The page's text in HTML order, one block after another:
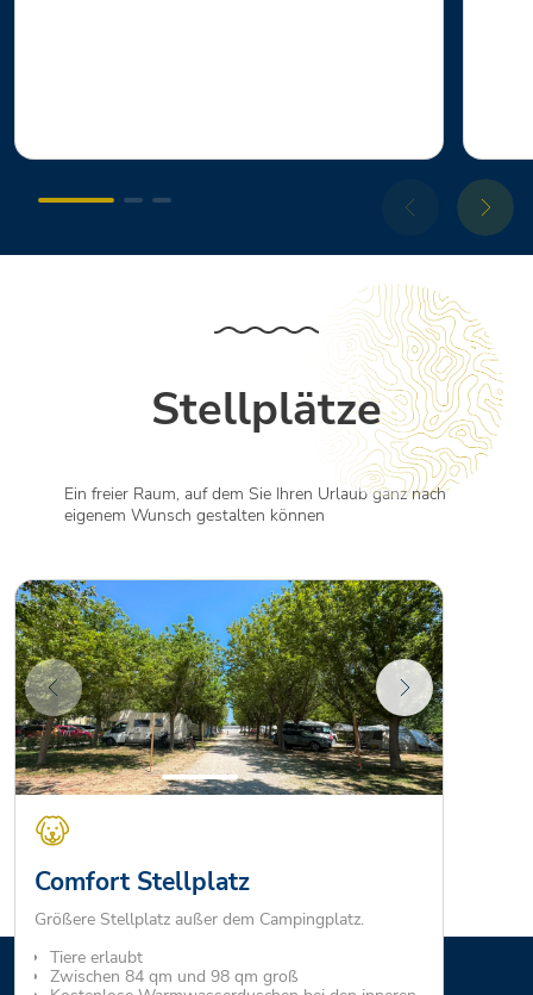
Stellplätze
Ein freier Raum, auf dem Sie Ihren Urlaub ganz nach
eigenem Wunsch gestalten können
Comfort Stellplatz
Größere Stellplatz außer dem Campingplatz.
Tiere erlaubt
Zwischen 84 qm und 98 qm groß